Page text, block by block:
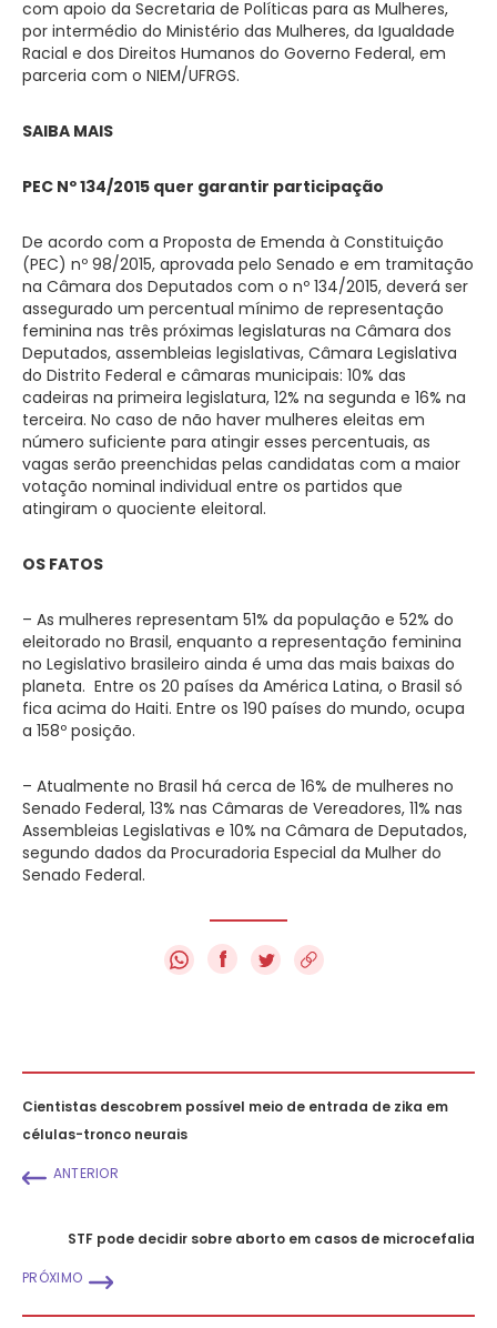
com apoio da Secretaria de Políticas para as Mulheres,
por intermédio do Ministério das Mulheres, da Igualdade
Racial e dos Direitos Humanos do Governo Federal, em
parceria com o NIEM/UFRGS.
SAIBA MAIS
PEC Nº 134/2015 quer garantir participação
De acordo com a Proposta de Emenda à Constituição
(PEC) nº 98/2015, aprovada pelo Senado e em tramitação
na Câmara dos Deputados com o nº 134/2015, deverá ser
assegurado um percentual mínimo de representação
feminina nas três próximas legislaturas na Câmara dos
Deputados, assembleias legislativas, Câmara Legislativa
do Distrito Federal e câmaras municipais: 10% das
cadeiras na primeira legislatura, 12% na segunda e 16% na
terceira. No caso de não haver mulheres eleitas em
número suficiente para atingir esses percentuais, as
vagas serão preenchidas pelas candidatas com a maior
votação nominal individual entre os partidos que
atingiram o quociente eleitoral.
OS FATOS
– As mulheres representam 51% da população e 52% do
eleitorado no Brasil, enquanto a representação feminina
no Legislativo brasileiro ainda é uma das mais baixas do
planeta. Entre os 20 países da América Latina, o Brasil só
fica acima do Haiti. Entre os 190 países do mundo, ocupa
a 158º posição.
– Atualmente no Brasil há cerca de 16% de mulheres no
Senado Federal, 13% nas Câmaras de Vereadores, 11% nas
Assembleias Legislativas e 10% na Câmara de Deputados,
segundo dados da Procuradoria Especial da Mulher do
Senado Federal.
f
Cientistas descobrem possível meio de entrada de zika em
células-tronco neurais
ANTERIOR
STF pode decidir sobre aborto em casos de microcefalia
PRÓXIMO